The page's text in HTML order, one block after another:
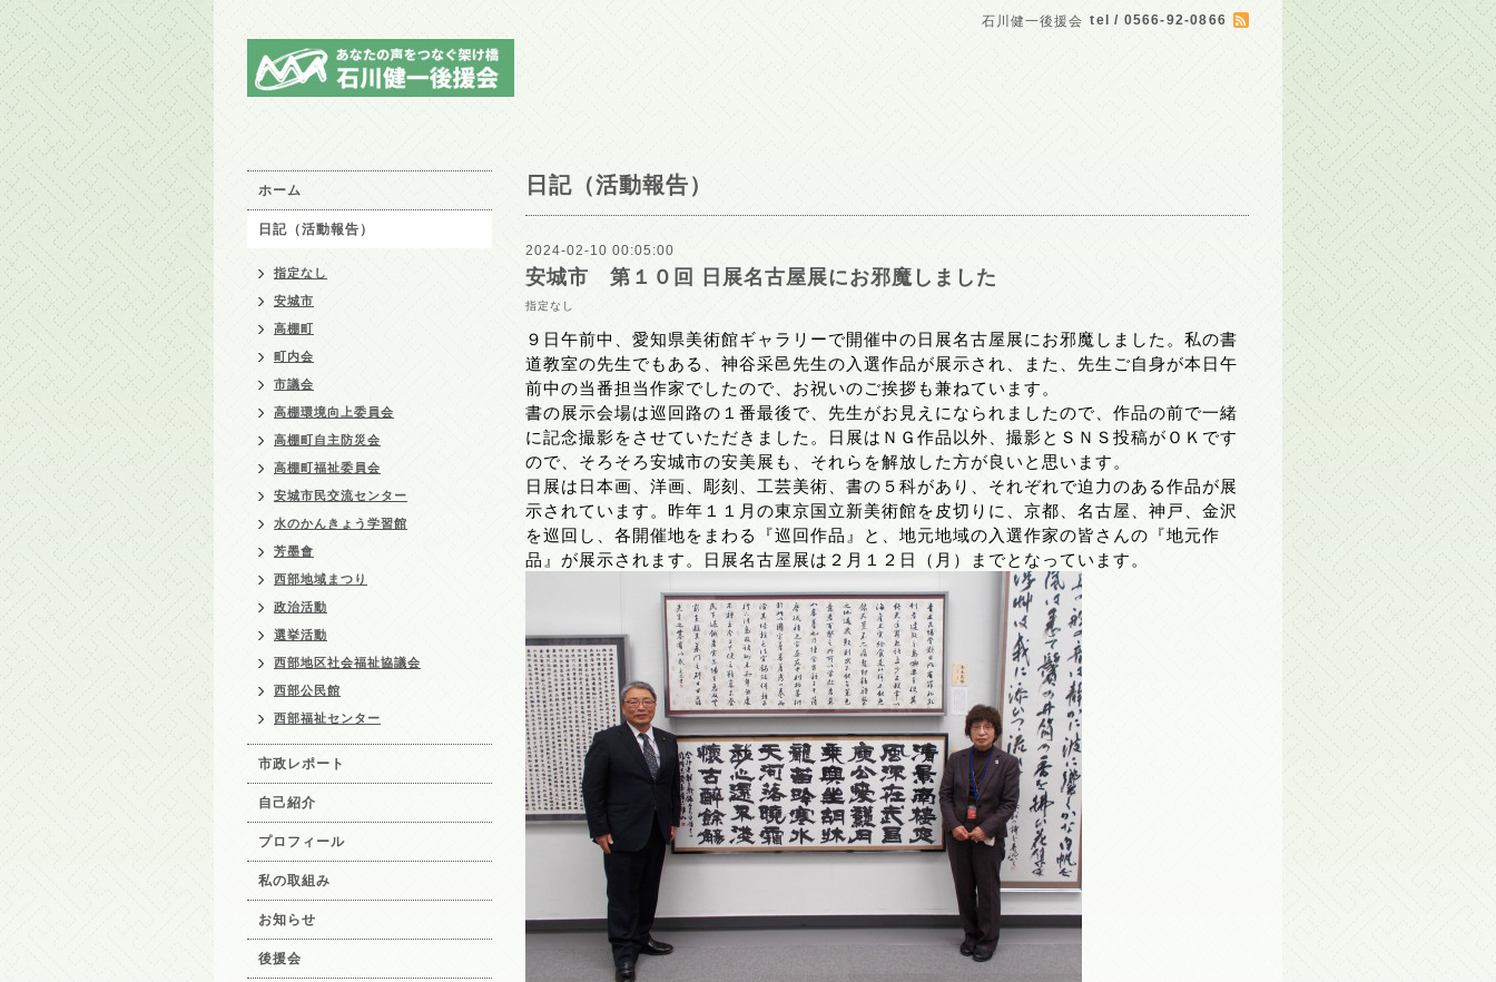
石川健一後援会 tel / 0566-92-0866
日記（活動報告）
2024-02-10 00:05:00
安城市 第１０回 日展名古屋展にお邪魔しました
指定なし
９日午前中、愛知県美術館ギャラリーで開催中の日展名古屋展にお邪魔しました。私の書
道教室の先生でもある、神谷采邑先生の入選作品が展示され、また、先生ご自身が本日午
前中の当番担当作家でしたので、お祝いのご挨拶も兼ねています。
書の展示会場は巡回路の１番最後で、先生がお見えになられましたので、作品の前で一緒
に記念撮影をさせていただきました。日展はＮＧ作品以外、撮影とＳＮＳ投稿がＯＫです
ので、そろそろ安城市の安美展も、それらを解放した方が良いと思います。
日展は日本画、洋画、彫刻、工芸美術、書の５科があり、それぞれで迫力のある作品が展
示されています。昨年１１月の東京国立新美術館を皮切りに、京都、名古屋、神戸、金沢
を巡回し、各開催地をまわる『巡回作品』と、地元地域の入選作家の皆さんの『地元作
品』が展示されます。日展名古屋展は２月１２日（月）までとなっています。
ホーム
日記（活動報告）
指定なし
安城市
高棚町
町内会
市議会
高棚環境向上委員会
高棚町自主防災会
高棚町福祉委員会
安城市民交流センター
水のかんきょう学習館
芳墨會
西部地域まつり
政治活動
選挙活動
西部地区社会福祉協議会
西部公民館
西部福祉センター
市政レポート
自己紹介
プロフィール
私の取組み
お知らせ
後援会